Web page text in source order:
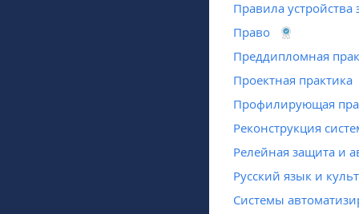
Правила устройства
Право
Преддипломная
Проектная практика
Профилирующая
Реконструкция
Релейная защита и
Русский язык и
Системы